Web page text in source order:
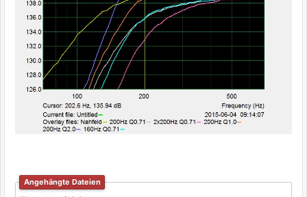
Angehängte Dateien